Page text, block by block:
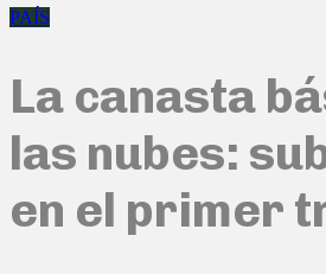
PAÍS
La canasta
las nubes:
en el primer